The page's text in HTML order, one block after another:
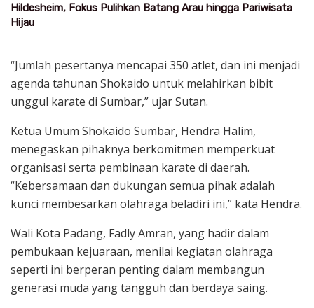
Hildesheim, Fokus Pulihkan Batang Arau hingga Pariwisata
Hijau
“Jumlah pesertanya mencapai 350 atlet, dan ini menjadi
agenda tahunan Shokaido untuk melahirkan bibit
unggul karate di Sumbar,” ujar Sutan.
Ketua Umum Shokaido Sumbar, Hendra Halim,
menegaskan pihaknya berkomitmen memperkuat
organisasi serta pembinaan karate di daerah.
“Kebersamaan dan dukungan semua pihak adalah
kunci membesarkan olahraga beladiri ini,” kata Hendra.
Wali Kota Padang, Fadly Amran, yang hadir dalam
pembukaan kejuaraan, menilai kegiatan olahraga
seperti ini berperan penting dalam membangun
generasi muda yang tangguh dan berdaya saing.